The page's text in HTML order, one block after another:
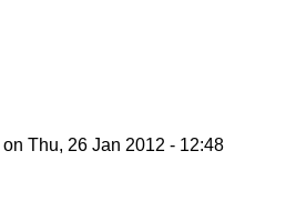
on Thu, 26 Jan 2012 - 12:48